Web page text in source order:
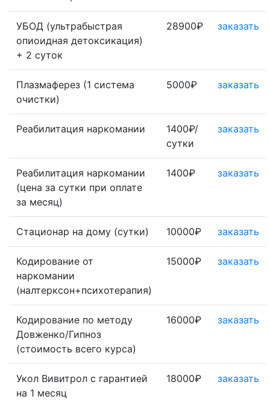
УБОД (ультрабыстрая
опиоидная детоксикация)
+ 2 суток
28900₽ заказать
Плазмаферез (1 система
очистки)
5000₽ заказать
Реабилитация наркомании
1400₽/
сутки
заказать
Реабилитация наркомании
(цена за сутки при оплате
за месяц)
1400₽ заказать
Стационар на дому (сутки) 10000₽ заказать
Кодирование от
наркомании
(налтерксон+психотерапия)
15000₽ заказать
Кодирование по методу
Довженко/Гипноз
(стоимость всего курса)
16000₽ заказать
Укол Вивитрол с гарантией
на 1 месяц
18000₽ заказать